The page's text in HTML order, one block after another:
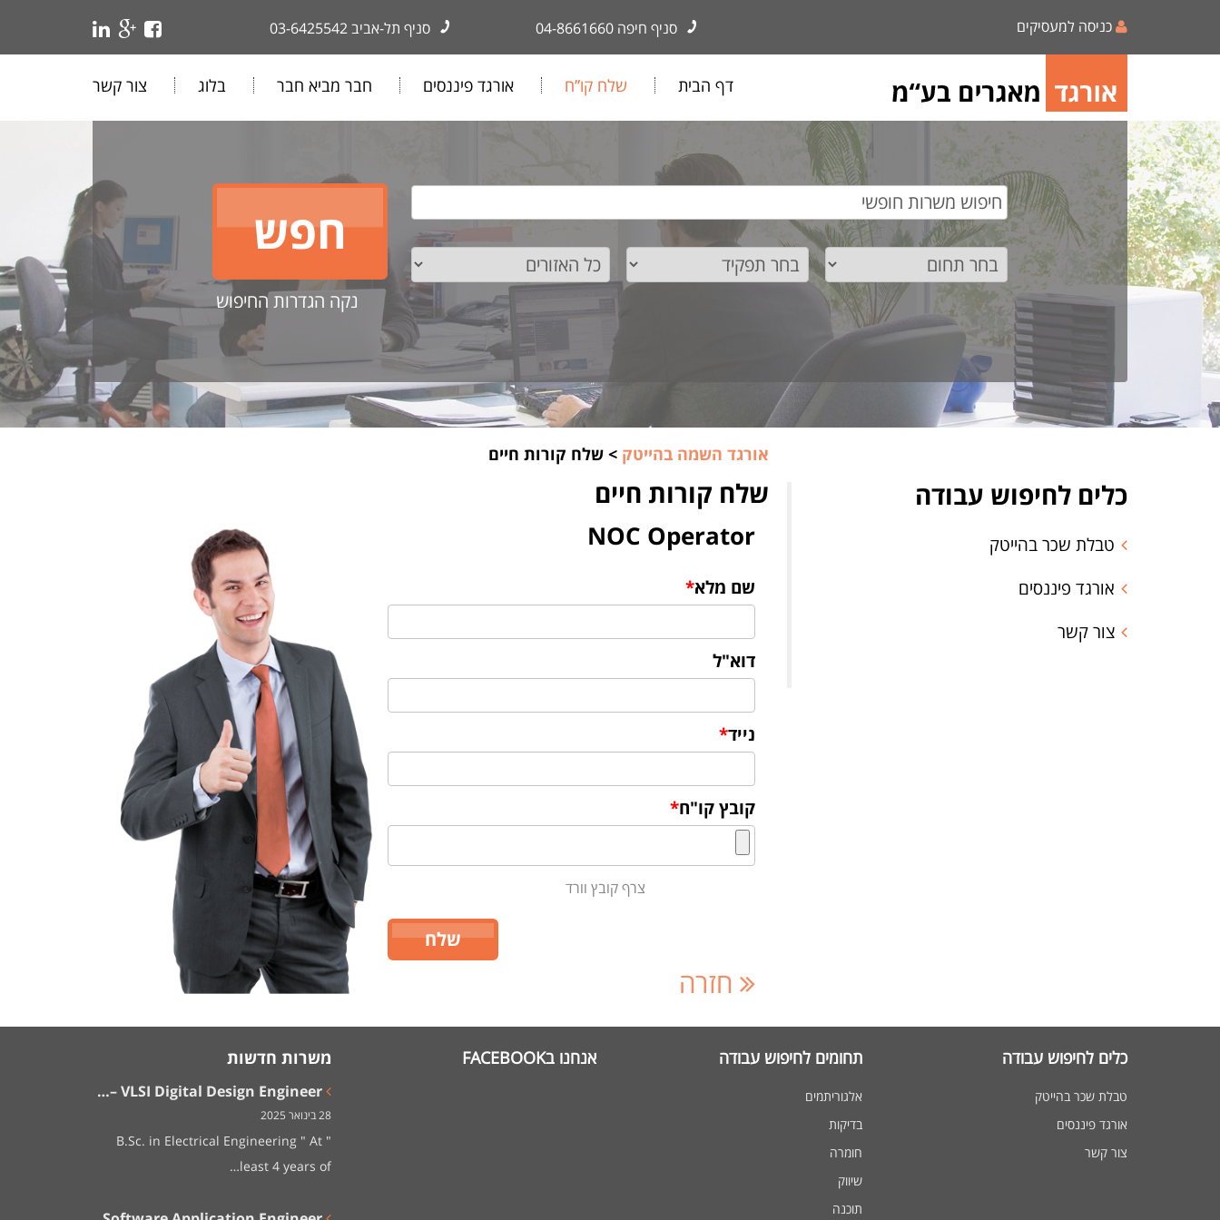
כניסה למעסיקים סניף חיפה 04-8661660 סניף תל-אביב03-6425542
דף הבית שלח קו”ח אורגד פיננסים חבר מביא חבר בלוג צור קשר
נקה הגדרות החיפוש
אורגד השמה בהייטק > שלח קורות חיים
שלח קורות חיים
NOC Operator
שם מלא*
דוא"ל
נייד*
קובץ קו"ח*
צרף קובץ וורד
חזרה
כלים לחיפוש עבודה
טבלת שכר בהייטק
אורגד פיננסים
צור קשר
כלים לחיפוש עבודה
טבלת שכר בהייטק
אורגד פיננסים
צור קשר
תחומים לחיפוש עבודה
אלגוריתמים
בדיקות
חומרה
שיווק
תוכנה
אנחנו בFACEBOOK משרות חדשות
VLSI Digital Design Engineer –…
28 בינואר 2025
" B.Sc. in Electrical Engineering " At
least 4 years of…